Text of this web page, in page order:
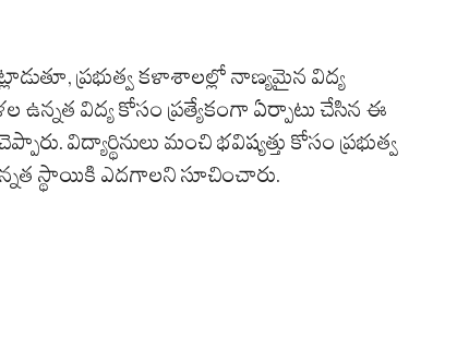
ప్రభుత్వ కళాశాలల్లో నాణ్యమైన విద్య
విద్య కోసం ప్రత్యేకంగా ఏర్పాటు చేసిన ఈ
విద్యార్థినులు మంచి భవిష్యత్తు కోసం ప్రభుత్వ
స్థాయికి ఎదగాలని సూచించారు.